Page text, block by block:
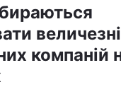
компаній